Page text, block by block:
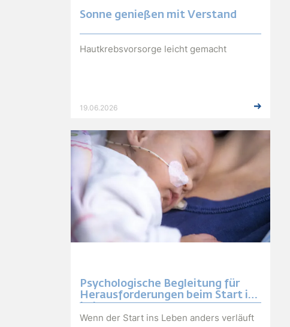
Sonne genießen mit Verstand
Hautkrebsvorsorge leicht gemacht
19.06.2026
Psychologische Begleitung für
Herausforderungen beim Start ins
Wenn der Start ins Leben anders verläuft